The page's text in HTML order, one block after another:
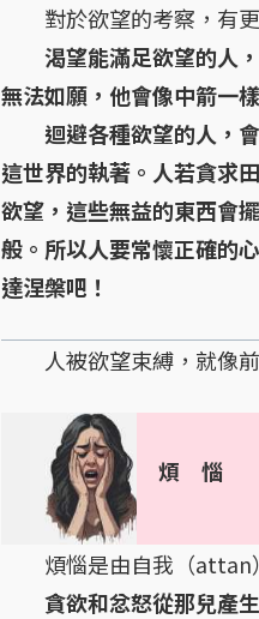
對於欲望的考察，有更
渴望能滿足欲望的人
無法如願，他會像中箭一
迴避各種欲望的人，會
這世界的執著。人若貪求
欲望，這些無益的東西會
般。所以人要常懷正確的
達涅槃吧！
人被欲望束縛，就像前
煩 惱
煩惱是由自我（attan
貪欲和忿怒從那兒產